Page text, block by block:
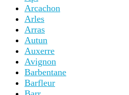
Arcachon
Arles
Arras
Autun
Auxerre
Avignon
Barbentane
Barfleur